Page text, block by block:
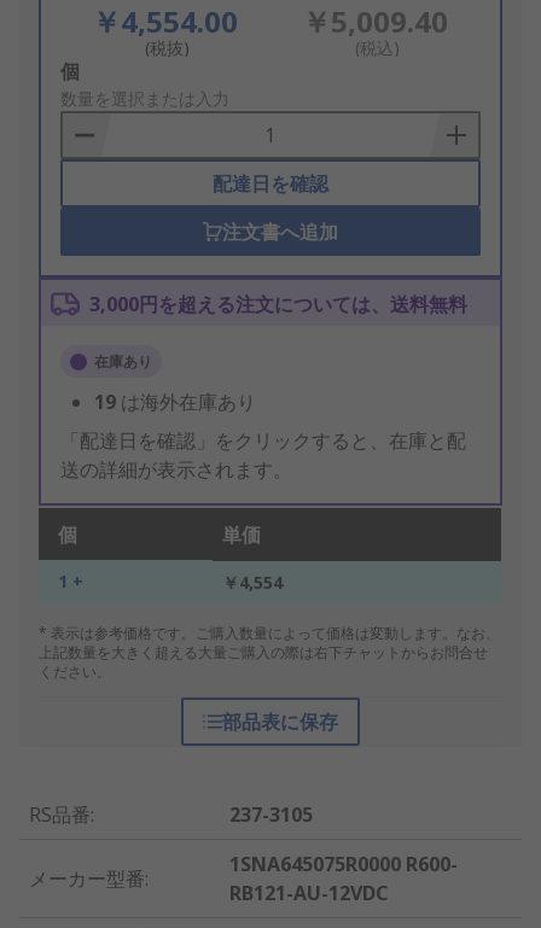
￥4,554.00
(税抜)
￥5,009.40
(税込)
Add
to
Basket
個
数量を選択または入力
配達日を確認
注文書へ追加
3,000円を超える注文については、送料無料
在庫あり
19 は海外在庫あり
「配達日を確認」をクリックすると、在庫と配
送の詳細が表示されます。
個 単価
1 + ￥4,554
* 表示は参考価格です。ご購入数量によって価格は変動します。なお、
上記数量を大きく超える大量ご購入の際は右下チャットからお問合せ
ください。
部品表に保存
RS品番: 237-3105
メーカー型番:
1SNA645075R0000 R600-
RB121-AU-12VDC